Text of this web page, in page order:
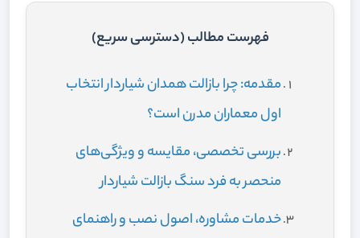
فهرست مطالب (دسترسی سریع)
مقدمه: چرا بازالت همدان شیاردار انتخاب
اول معماران مدرن است؟
بررسی تخصصی، مقایسه و ویژگی‌های
منحصر به فرد سنگ بازالت شیاردار
خدمات مشاوره، اصول نصب و راهنمای